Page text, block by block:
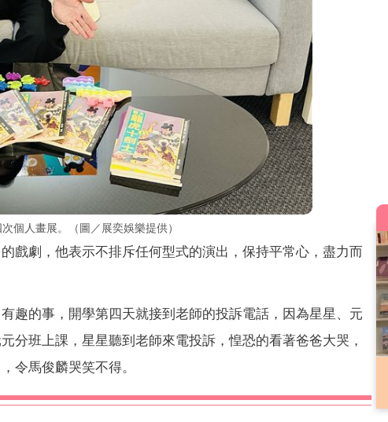
個人畫展。（圖／展奕娛樂提供）
戲劇，他表示不排斥任何型式的演出，保持平常心，盡力而
趣的事，開學第四天就接到老師的投訴電話，因為星星、元
分班上課，星星聽到老師來電投訴，惶恐的看著爸爸大哭，
令馬俊麟哭笑不得。